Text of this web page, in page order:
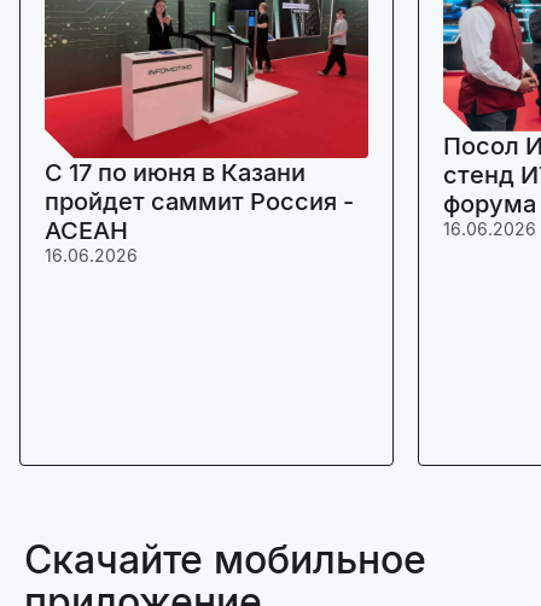
C 17 по июня в Казани
пройдет саммит Россия -
АСЕАН
16.06.2026
Посол
стенд
16.06.2026
Скачайте мобильное